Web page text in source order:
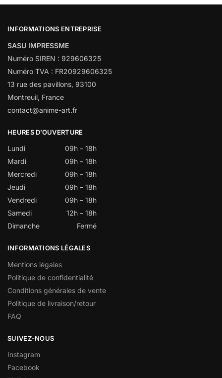
INFORMATIONS ENTREPRISE
SASU IMPRESSME
Numéro SIREN : 929606325
Numéro TVA : FR20929606325
13 rue des pavillons, 93100
Montreuil, France
contact@anime-art.fr
HEURES D’OUVERTURE
Lundi
09h – 18h
Mardi
09h – 18h
Mercredi
09h – 18h
Jeudi
09h – 18h
Vendredi
09h – 18h
Samedi
12h – 18h
Dimanche
Fermé
INFORMATIONS LÉGALES
Mentions légales
Politique de confidentialité
Conditions générales de vente
Politique de livraison/retour
FAQ
SUIVEZ-NOUS
Instagram
Facebook